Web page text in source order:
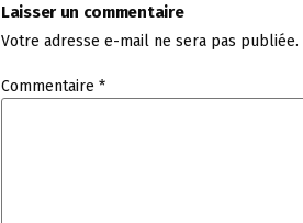
Laisser un commentaire
Votre adresse e-mail ne sera pas publiée.
Commentaire *